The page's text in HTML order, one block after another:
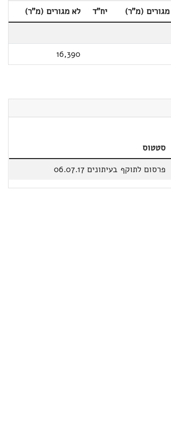
מגורים (מ"ר) יח"ד
לא מגורים (מ"ר)
16,390
סטטוס
פרסום לתוקף בעיתונים 06.07.17